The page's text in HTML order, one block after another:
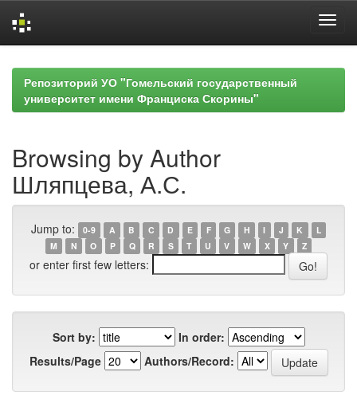
navigationРепозиторий УО "Гомельский государственный
университет имени Франциска Скорины"
Browsing by Author
Шляпцева, А.С.
Jump to: 0-9 A B C D E F G H I J K
L
M
N O P Q R S T U V W X Y Z
or enter first few letters:
Sort by:
In order:
Results/Page
Authors/Record: